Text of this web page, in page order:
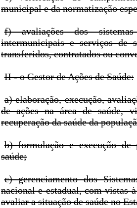
municipal e da normatização
f) avaliações dos
intermunicipais e serviços de
transferidos, contratados ou
II - o Gestor de Ações de Saúde:
a) elaboração, execução,
de ações na área de saúde,
recuperação da saúde da
b) formulação e execução
saúde;
c) gerenciamento dos
nacional e estadual, com vistas
avaliar a situação de saúde no